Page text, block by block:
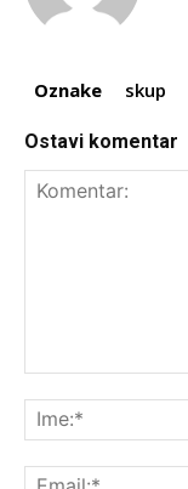
Oznake skup
Ostavi komentar